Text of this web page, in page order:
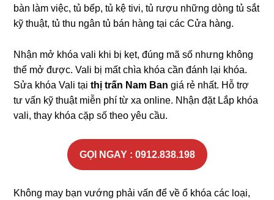
bàn làm việc, tủ bếp, tủ kệ tivi, tủ rượu những dòng tủ sắt
kỹ thuật, tủ thu ngân tủ bán hàng tại các Cửa hàng.
Nhận mở khóa vali khi bị kẹt, đúng mã số nhưng không
thể mở được. Vali bị mất chìa khóa cần đánh lại khóa.
Sửa khóa Vali tạithị trấn Nam Bangiá rẻ nhất. Hỗ trợ
tư vấn kỹ thuật miễn phí từ xa online. Nhận đặt Lắp khóa
vali, thay khóa cặp số theo yêu cầu.
GỌI NGAY : 0912.838.198
Không may bạn vướng phải vấn để về ổ khóa các loại,